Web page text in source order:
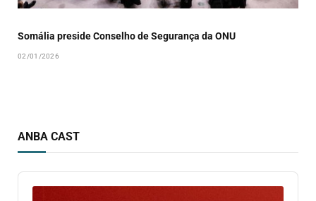
Somália preside Conselho de Segurança da ONU
02/01/2026
ANBA CAST
Audio
Player